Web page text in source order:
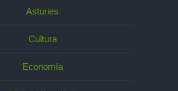
Asturies
Cultura
Economía